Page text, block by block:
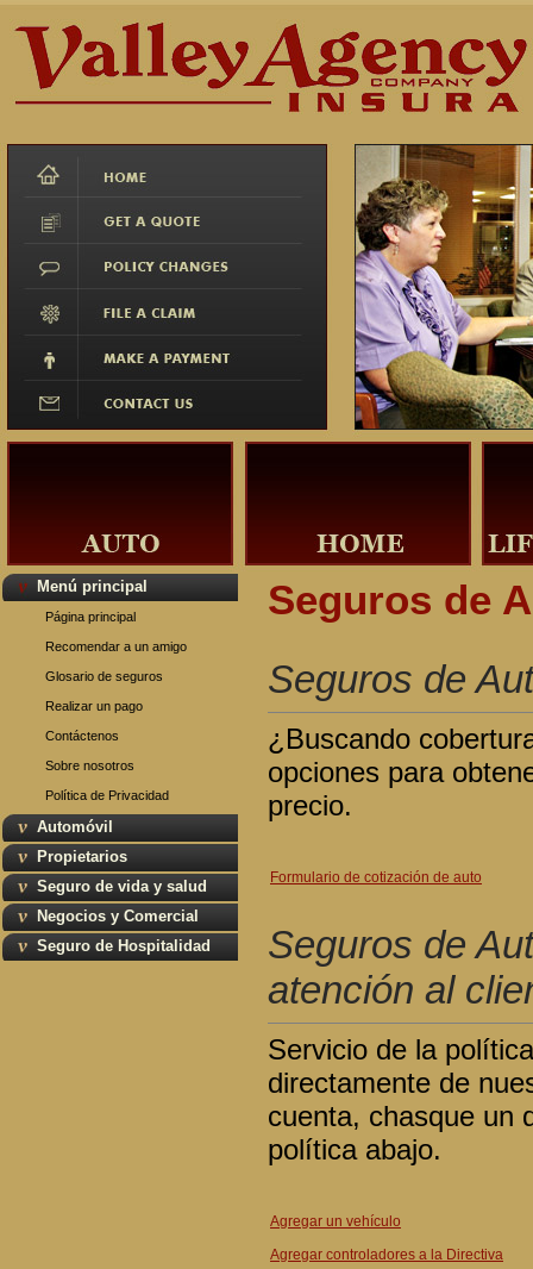
Menú principal
Página principal
Recomendar a un amigo
Glosario de seguros
Realizar un pago
Contáctenos
Sobre nosotros
Política de Privacidad
Automóvil
Propietarios
Seguro de vida y salud
Negocios y Comercial
Seguro de Hospitalidad
Seguros de
Seguros de
¿Buscando
opciones para
precio.
Formulario de cotización de auto
Seguros de
atención al
Servicio de la
directamente de
cuenta, chasque un
política abajo.
Agregar un vehículo
Agregar controladores a la Directiva